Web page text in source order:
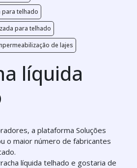
para telhado
para telhado
de lajes
líquida
a plataforma Soluções
o maior número de fabricantes
líquida telhado e gostaria de